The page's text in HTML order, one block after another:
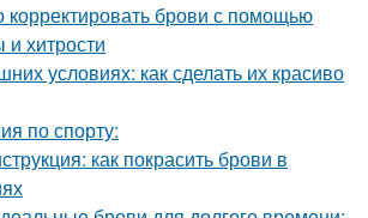
корректировать брови с помощью
и хитрости
условиях: как сделать их красиво
по спорту:
как покрасить брови в